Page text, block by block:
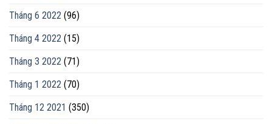
Tháng 6 2022 (96)
Tháng 4 2022 (15)
Tháng 3 2022 (71)
Tháng 1 2022 (70)
Tháng 12 2021 (350)